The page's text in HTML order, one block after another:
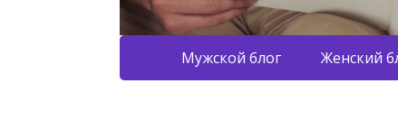
Мужской блог Женский